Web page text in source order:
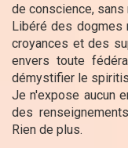
de conscience,
Libéré des dogmes
croyances et des
envers toute
démystifier le
Je n'expose aucun
des
Rien de plus.